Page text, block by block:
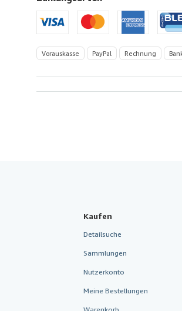
Vorauskasse PayPal Rechnung
Kaufen
Detailsuche
Sammlungen
Nutzerkonto
Meine Bestellungen